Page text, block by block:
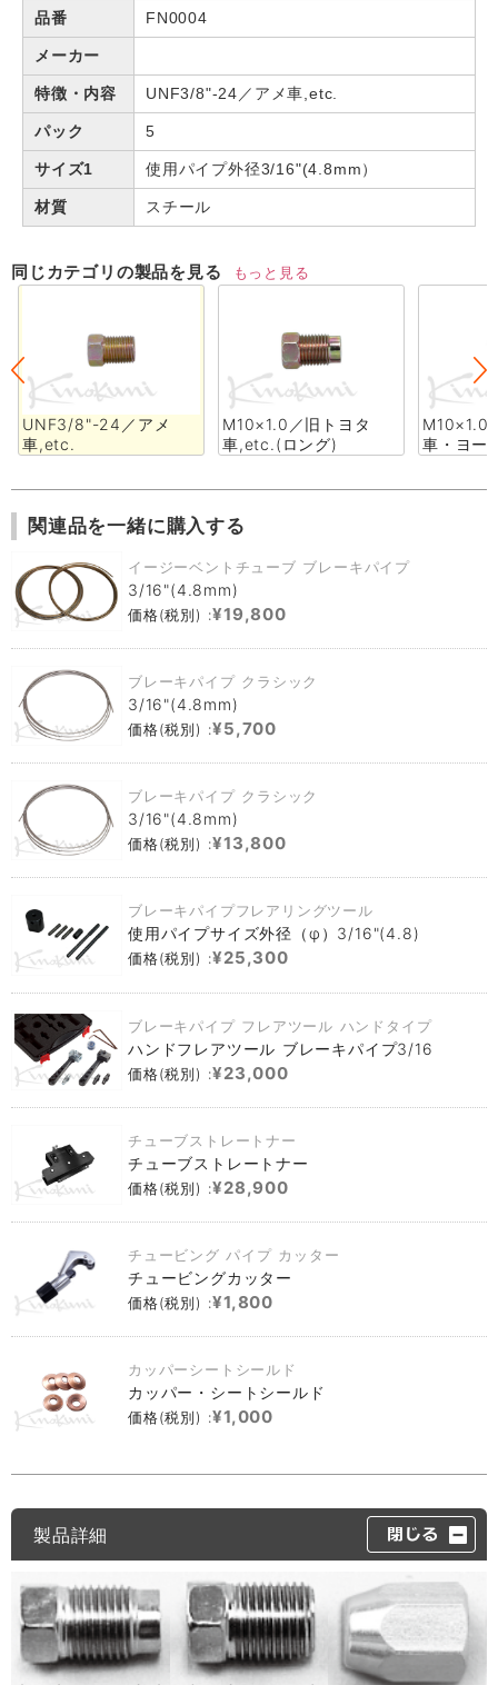
品番 FN0004
メーカー
特徴・内容 UNF3/8"-24／アメ車,etc.
パック 5
サイズ1 使用パイプ外径3/16"(4.8mm）
材質 スチール
同じカテゴリの製品を見る もっと見る
UNF3/8"-24／アメ
車,etc.
M10×1.0／旧トヨタ
車,etc.(ロング)
M10×1.0
車・ヨー
関連品を一緒に購入する
イージーベントチューブ ブレーキパイプ
3/16"(4.8mm)
価格(税別) :¥19,800
ブレーキパイプ クラシック
3/16"(4.8mm)
価格(税別) :¥5,700
ブレーキパイプ クラシック
3/16"(4.8mm)
価格(税別) :¥13,800
ブレーキパイプフレアリングツール
使用パイプサイズ外径（φ）3/16"(4.8)
価格(税別) :¥25,300
ブレーキパイプ フレアツール ハンドタイプ
ハンドフレアツール ブレーキパイプ3/16
価格(税別) :¥23,000
チューブストレートナー
チューブストレートナー
価格(税別) :¥28,900
チュービング パイプ カッター
チュービングカッター
価格(税別) :¥1,800
カッパーシートシールド
カッパー・シートシールド
価格(税別) :¥1,000
製品詳細